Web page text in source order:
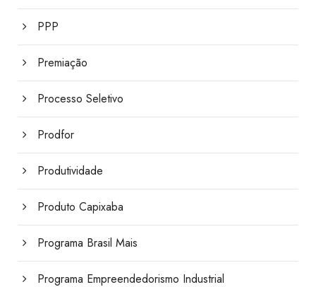
PPP
Premiação
Processo Seletivo
Prodfor
Produtividade
Produto Capixaba
Programa Brasil Mais
Programa Empreendedorismo Industrial